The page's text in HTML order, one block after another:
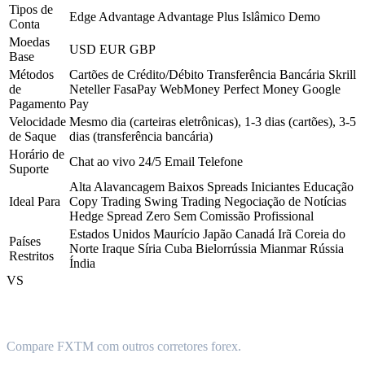
Tipos de
Conta
Edge Advantage Advantage Plus Islâmico Demo
Moedas
Base
USD EUR GBP
Métodos
de
Pagamento
Cartões de Crédito/Débito Transferência Bancária Skrill
Neteller FasaPay WebMoney Perfect Money Google
Pay
Velocidade
de Saque
Mesmo dia (carteiras eletrônicas), 1-3 dias (cartões), 3-5
dias (transferência bancária)
Horário de
Suporte
Chat ao vivo 24/5 Email Telefone
Ideal Para
Alta Alavancagem Baixos Spreads Iniciantes Educação
Copy Trading Swing Trading Negociação de Notícias
Hedge Spread Zero Sem Comissão Profissional
Países
Restritos
Estados Unidos Maurício Japão Canadá Irã Coreia do
Norte Iraque Síria Cuba Bielorrússia Mianmar Rússia
Índia
VS
Compare FXTM com outros corretores forex.